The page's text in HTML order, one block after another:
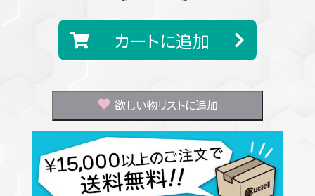
カートに追加
欲しい物リストに追加